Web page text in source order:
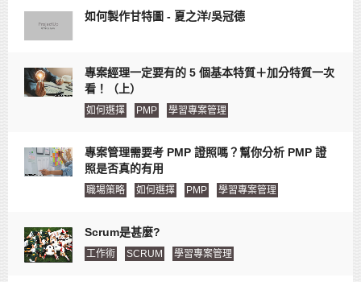
如何製作甘特圖 - 夏之洋/吳冠德
專案經理一定要有的 5 個基本特質＋加分特質一次
看！（上）
如何選擇 PMP 學習專案管理
專案管理需要考 PMP 證照嗎？幫你分析 PMP 證
照是否真的有用
職場策略 如何選擇 PMP 學習專案管理
Scrum是甚麼?
工作術 SCRUM 學習專案管理